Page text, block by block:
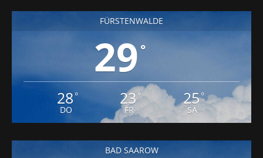
FÜRSTENWALDE
29 °
28 °
DO
23°
FR
25°
SA
BAD SAAROW